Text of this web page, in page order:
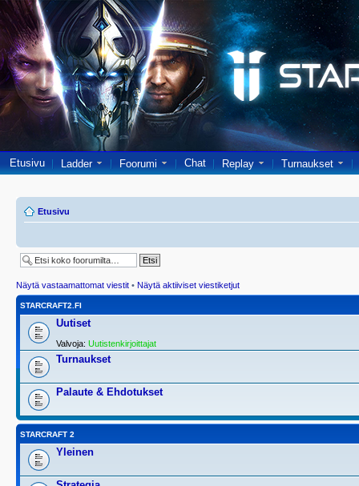
Etusivu Ladder Foorumi Chat Replay Turnaukset
Etusivu
Näytä vastaamattomat viestit • Näytä aktiiviset viestiketjut
STARCRAFT2.FI
Uutiset
Valvoja: Uutistenkirjoittajat
Turnaukset
Palaute & Ehdotukset
STARCRAFT 2
Yleinen